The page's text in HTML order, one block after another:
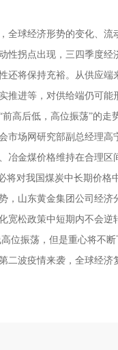
球经济形势的变化、流
性拐点出现，三四季度
还将保持充裕。从供应
推进等，对供给端仍可
高后低，高位振荡”的走
场网研究部副总经理高
冶金煤价格维持在合理
将对我国煤炭中长期价
山东黄金集团公司经济
宽松政策中短期内不会
位振荡，但是重心将不
二波疫情来袭，全球经